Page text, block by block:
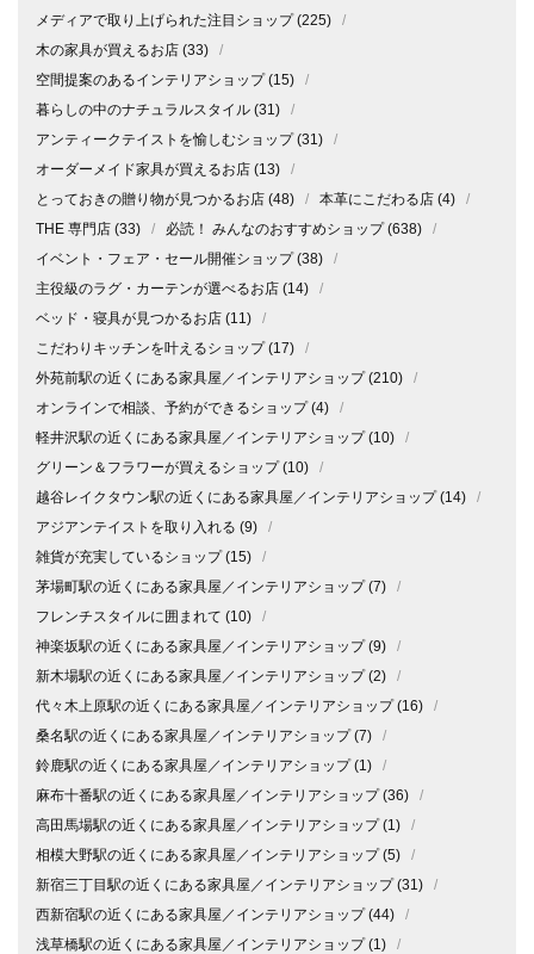
メディアで取り上げられた注目ショップ(225)
/
木の家具が買えるお店 (33)
/
空間提案のあるインテリアショップ(15)
/
暮らしの中のナチュラルスタイル (31)
/
アンティークテイストを愉しむショップ(31)
/
オーダーメイド家具が買えるお店 (13)
/
とっておきの贈り物が見つかるお店 (48) / 本革にこだわる店 (4)
/
THE 専門店 (33) / 必読！ みんなのおすすめショップ(638)
/
イベント・フェア・セール開催ショップ(38)
/
主役級のラグ・カーテンが選べるお店 (14)
/
ベッド・寝具が見つかるお店 (11)
/
こだわりキッチンを叶えるショップ(17)
/
外苑前駅の近くにある家具屋／インテリアショップ(210)
/
オンラインで相談、予約ができるショップ(4)
/
軽井沢駅の近くにある家具屋／インテリアショップ(10)
/
グリーン＆フラワーが買えるショップ(10)
/
越谷レイクタウン駅の近くにある家具屋／インテリアショップ(14)
/
アジアンテイストを取り入れる (9)
/
雑貨が充実しているショップ(15)
/
茅場町駅の近くにある家具屋／インテリアショップ(7)
/
フレンチスタイルに囲まれて (10)
/
神楽坂駅の近くにある家具屋／インテリアショップ(9)
/
新木場駅の近くにある家具屋／インテリアショップ(2)
/
代々木上原駅の近くにある家具屋／インテリアショップ(16)
/
桑名駅の近くにある家具屋／インテリアショップ(7)
/
鈴鹿駅の近くにある家具屋／インテリアショップ(1)
/
麻布十番駅の近くにある家具屋／インテリアショップ(36)
/
高田馬場駅の近くにある家具屋／インテリアショップ(1)
/
相模大野駅の近くにある家具屋／インテリアショップ(5)
/
新宿三丁目駅の近くにある家具屋／インテリアショップ(31)
/
西新宿駅の近くにある家具屋／インテリアショップ(44)
/
浅草橋駅の近くにある家具屋／インテリアショップ(1)
/